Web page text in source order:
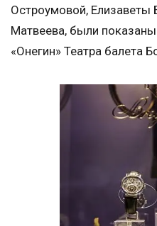
Остроумовой, Елизаветы
Матвеева, были
«Онегин» Театра балета